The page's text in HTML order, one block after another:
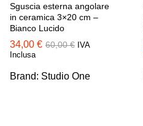
Sguscia esterna angolare
in ceramica 3×20 cm –
Bianco Lucido
34,00 € 60,00€ IVA
Inclusa
34,00 € 60,00€
Brand: Studio One